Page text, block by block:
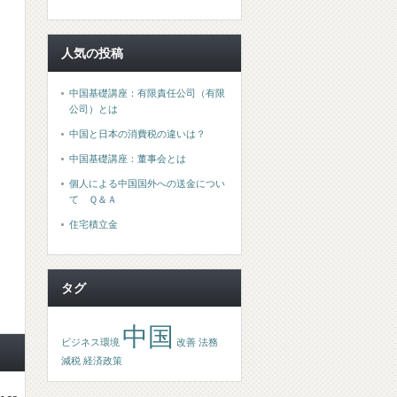
人気の投稿
中国基礎講座：有限責任公司（有限
公司）とは
中国と日本の消費税の違いは？
中国基礎講座：董事会とは
個人による中国国外への送金につい
て Ｑ＆Ａ
住宅積立金
タグ
ビジネス環境 中国 改善 法務
減税 経済政策